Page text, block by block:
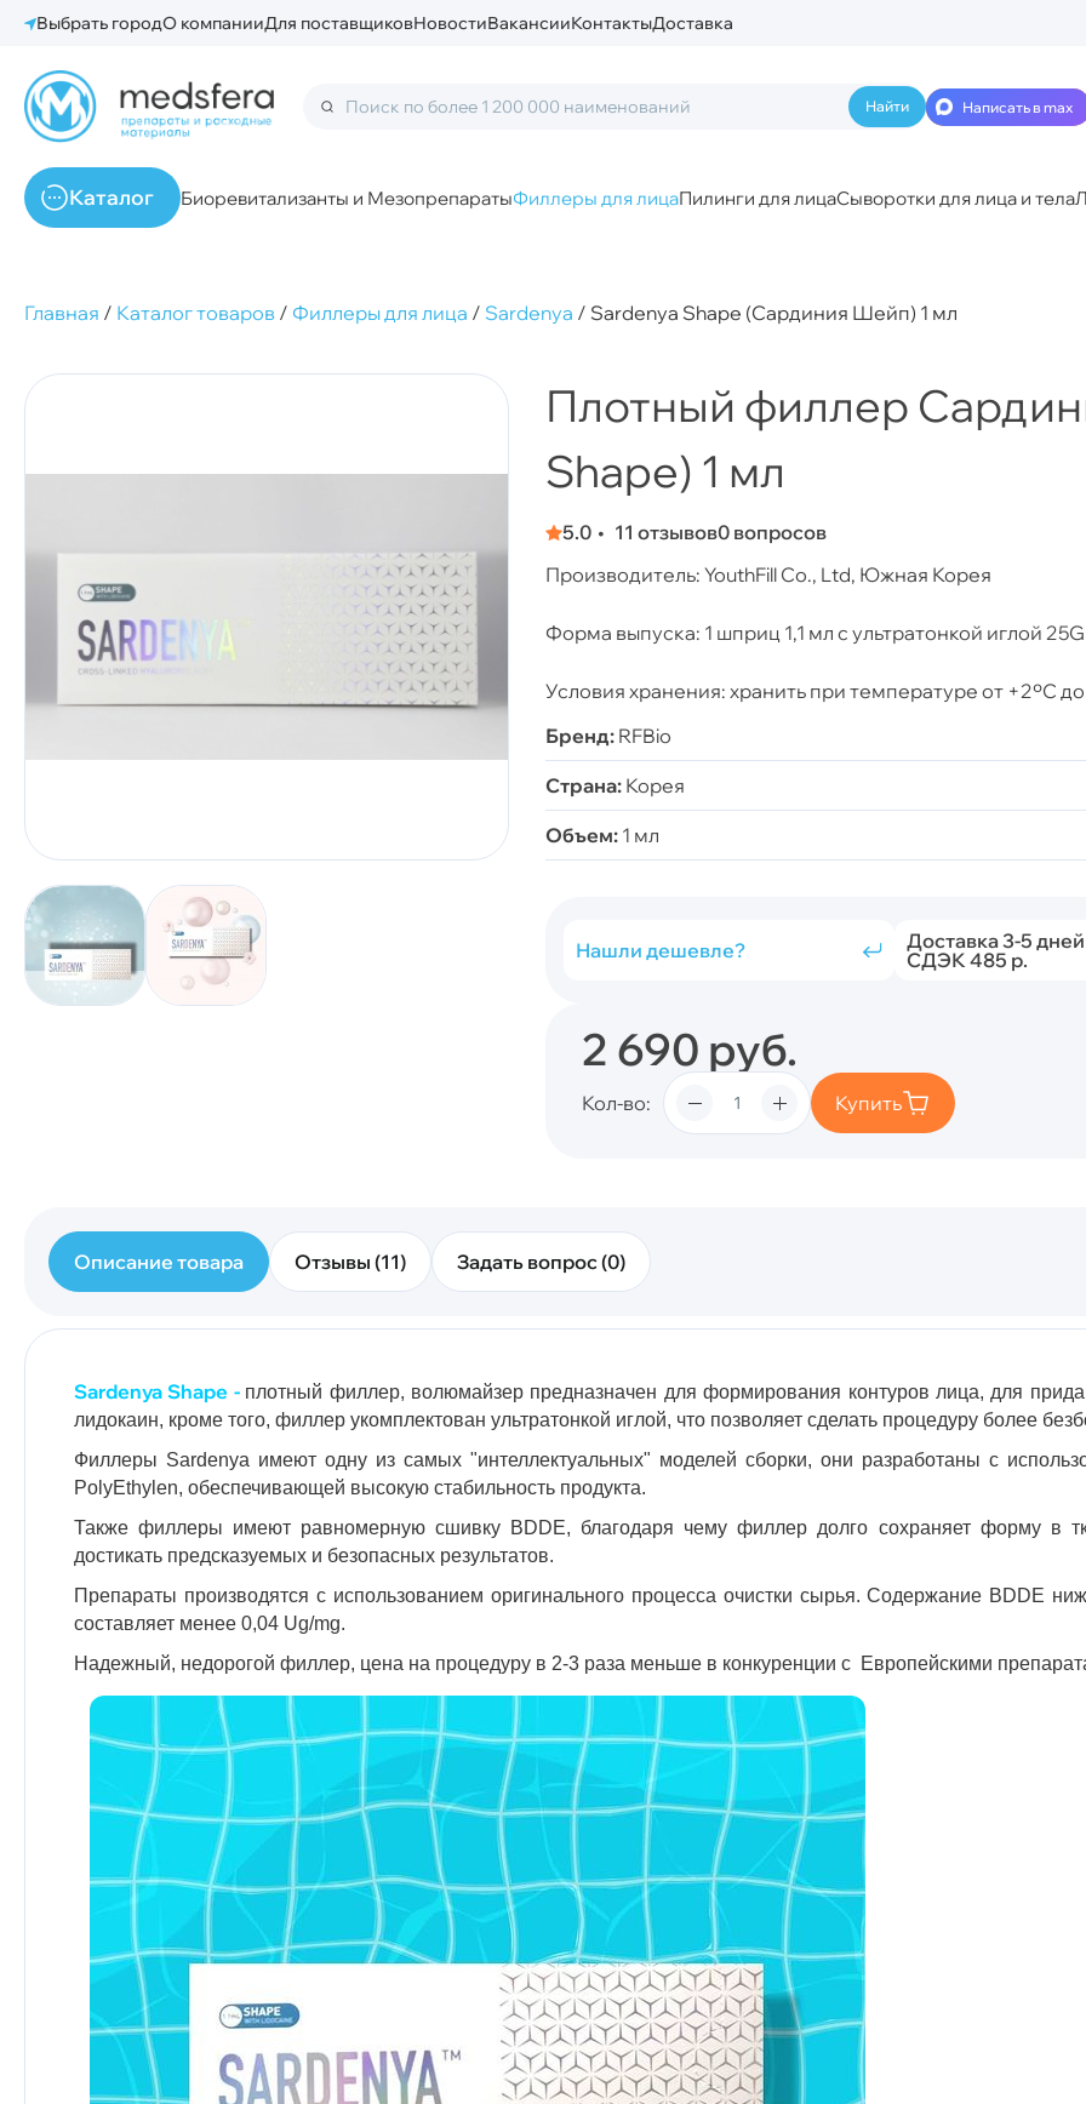
Выбрать городО компанииДля поставщиковНовостиВакансииКонтактыДоставка
Написать в max
Каталог Биоревитализанты и МезопрепаратыФиллеры для лицаПилинги для лицаСыворотки для лица и тела
Главная / Каталог товаров / Филлеры для лица / Sardenya / Sardenya Shape (Сардиния Шейп) 1 мл
Плотный филлер
Shape) 1 мл
5.0 11 отзывов0 вопросов
Производитель: YouthFill Co., Ltd, Южная Корея
Форма выпуска: 1 шприц 1,1 мл с ультратонкой иглой 25G
Условия хранения: хранить при температуре от +2ºС
Бренд: RFBio
Страна: Корея
Объем: 1 мл
Нашли дешевле?
Доставка 3-5 дней
СДЭК 485 р.
2 690 руб.
Кол-во Купить
Описание товара Отзывы (11) Задать вопрос (0)
Sardenya Shape - плотный филлер, волюмайзер предназначен для формирования контуров лица, для
лидокаин, кроме того, филлер укомплектован ультратонкой иглой, что позволяет сделать процедуру более
Филлеры Sardenya имеют одну из самых "интеллектуальных" моделей сборки, они разработаны с
PolyEthylen, обеспечивающей высокую стабильность продукта.
Также филлеры имеют равномерную сшивку BDDE, благодаря чему филлер долго сохраняет форму в
достикать предсказуемых и безопасных результатов.
Препараты производятся с использованием оригинального процесса очистки сырья. Содержание BDDE
составляет менее 0,04 Ug/mg.
Надежный, недорогой филлер, цена на процедуру в 2-3 раза меньше в конкуренции с Европейскими